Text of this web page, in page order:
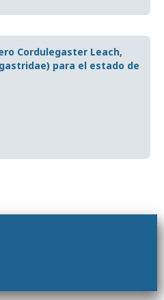
Cordulegaster Leach,
para el estado de